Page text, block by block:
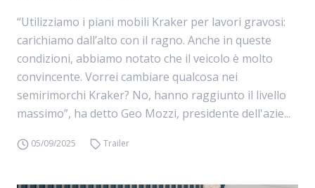
“Utilizziamo i piani mobili Kraker per lavori gravosi:
carichiamo dall’alto con il ragno. Anche in queste
condizioni, abbiamo notato che il veicolo è molto
convincente. Vorrei cambiare qualcosa nei
semirimorchi Kraker? No, hanno raggiunto il livello
massimo”, ha detto Geo Mozzi, presidente dell'azie...
05/09/2025 Trailer